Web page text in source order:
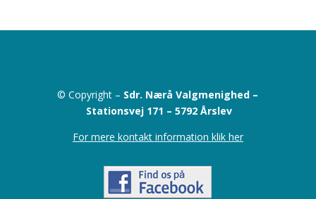
© Copyright – Sdr. Nærå Valgmenighed –
Stationsvej 171 –5792 Årslev
For mere kontakt information klik her